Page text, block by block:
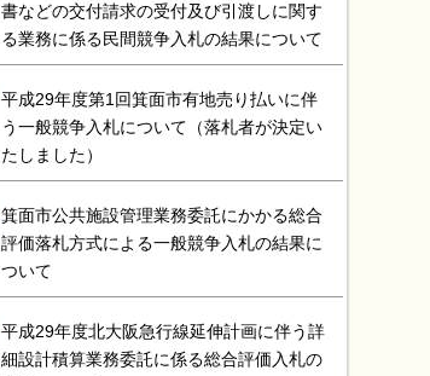
書などの交付請求の受付及び引渡しに関す
る業務に係る民間競争入札の結果について
平成29年度第1回箕面市有地売り払いに伴
う一般競争入札について（落札者が決定い
たしました）
箕面市公共施設管理業務委託にかかる総合
評価落札方式による一般競争入札の結果に
ついて
平成29年度北大阪急行線延伸計画に伴う詳
細設計積算業務委託に係る総合評価入札の